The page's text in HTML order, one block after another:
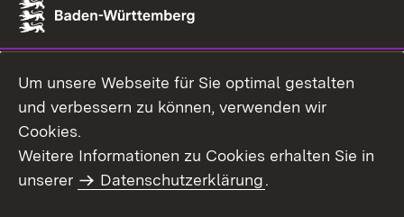
Um unsere Webseite für Sie optimal gestalten
und verbessern zu können, verwenden wir
Cookies.
Weitere Informationen zu Cookies erhalten Sie in
unserer
Datenschutzerklärung.